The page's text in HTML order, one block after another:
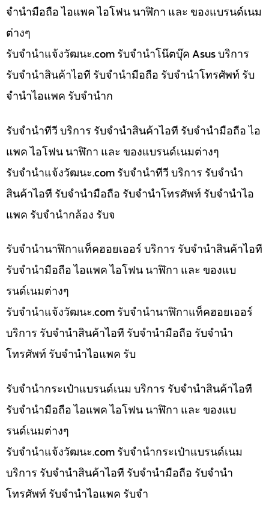
จำนำมือถือ ไอแพค ไอโฟน นาฬิกา และ ของแบรนด์เนม
ต่างๆ
รับจํานําแจ้งวัฒนะ.com รับจำนำโน๊ตบุ๊ค Asus บริการ
รับจำนำสินค้าไอที รับจำนำมือถือ รับจำนำโทรศัพท์ รับ
จำนำไอแพค รับจำนำก
รับจำนำทีวี บริการ รับจำนำสินค้าไอที รับจำนำมือถือ ไอ
แพค ไอโฟน นาฬิกา และ ของแบรนด์เนมต่างๆ
รับจํานําแจ้งวัฒนะ.com รับจำนำทีวี บริการ รับจำนำ
สินค้าไอที รับจำนำมือถือ รับจำนำโทรศัพท์ รับจำนำไอ
แพค รับจำนำกล้อง รับจ
รับจำนำนาฬิกาแท็คฮอยเออร์ บริการ รับจำนำสินค้าไอที
รับจำนำมือถือ ไอแพค ไอโฟน นาฬิกา และ ของแบ
รนด์เนมต่างๆ
รับจํานําแจ้งวัฒนะ.com รับจำนำนาฬิกาแท็คฮอยเออร์
บริการ รับจำนำสินค้าไอที รับจำนำมือถือ รับจำนำ
โทรศัพท์ รับจำนำไอแพค รับ
รับจำนำกระเป๋าแบรนด์เนม บริการ รับจำนำสินค้าไอที
รับจำนำมือถือ ไอแพค ไอโฟน นาฬิกา และ ของแบ
รนด์เนมต่างๆ
รับจํานําแจ้งวัฒนะ.com รับจำนำกระเป๋าแบรนด์เนม
บริการ รับจำนำสินค้าไอที รับจำนำมือถือ รับจำนำ
โทรศัพท์ รับจำนำไอแพค รับจำ